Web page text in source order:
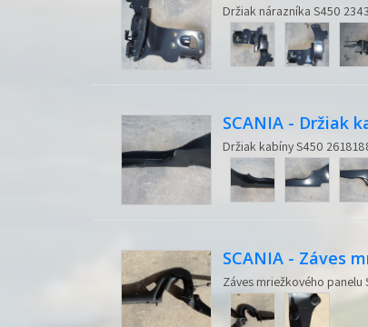
Držiak nárazníka S450
SCANIA - Držiak
Držiak kabíny S450
SCANIA - Záves
Záves mriežkového